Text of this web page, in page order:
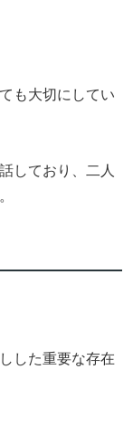
も大切にしてい
しており、二人
した重要な存在